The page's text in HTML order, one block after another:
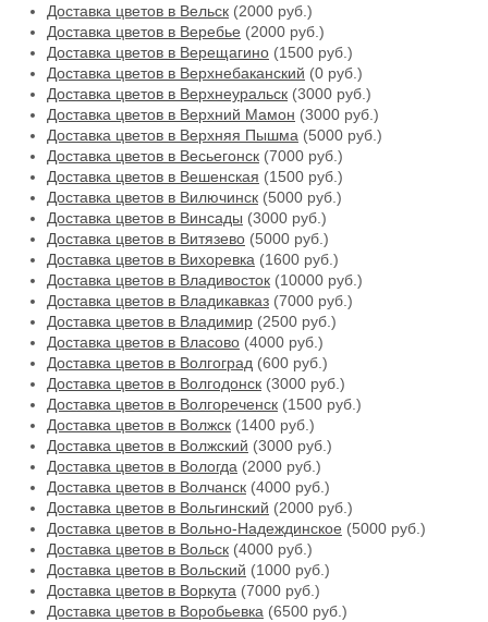
Доставка цветов в Вельск (2000 руб.)
Доставка цветов в Веребье (2000 руб.)
Доставка цветов в Верещагино (1500 руб.)
Доставка цветов в Верхнебаканский (0 руб.)
Доставка цветов в Верхнеуральск (3000 руб.)
Доставка цветов в Верхний Мамон (3000 руб.)
Доставка цветов в Верхняя Пышма (5000 руб.)
Доставка цветов в Весьегонск (7000 руб.)
Доставка цветов в Вешенская (1500 руб.)
Доставка цветов в Вилючинск (5000 руб.)
Доставка цветов в Винсады (3000 руб.)
Доставка цветов в Витязево (5000 руб.)
Доставка цветов в Вихоревка (1600 руб.)
Доставка цветов в Владивосток (10000 руб.)
Доставка цветов в Владикавказ (7000 руб.)
Доставка цветов в Владимир (2500 руб.)
Доставка цветов в Власово (4000 руб.)
Доставка цветов в Волгоград (600 руб.)
Доставка цветов в Волгодонск (3000 руб.)
Доставка цветов в Волгореченск (1500 руб.)
Доставка цветов в Волжск (1400 руб.)
Доставка цветов в Волжский (3000 руб.)
Доставка цветов в Вологда (2000 руб.)
Доставка цветов в Волчанск (4000 руб.)
Доставка цветов в Вольгинский (2000 руб.)
Доставка цветов в Вольно-Надеждинское (5000 руб.)
Доставка цветов в Вольск (4000 руб.)
Доставка цветов в Вольский (1000 руб.)
Доставка цветов в Воркута (7000 руб.)
Доставка цветов в Воробьевка (6500 руб.)